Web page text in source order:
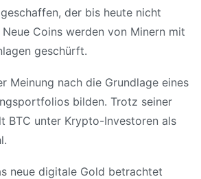
der bis heute nicht
Coins werden von Minern mit
geschürft.
Meinung nach die Grundlage eines
bilden. Trotz seiner
BTC unter Krypto-Investoren als
neue digitale Gold betrachtet